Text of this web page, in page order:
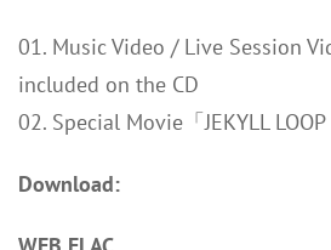
01. Music Video / Live Session
included on the CD
02. Special Movie「JEKYLL LOOP
Download: